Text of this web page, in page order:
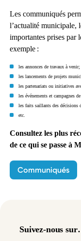
Les communiqués
l’actualité municipale,
importantes prises par
exemple :
les annonces de travaux à venir;
les lancements de projets
les partenariats ou initiatives
les événements et campagnes
les faits saillants des décisions
etc.
Consultez les plus
de ce qui se passe à
Communiqués
Suivez-nous